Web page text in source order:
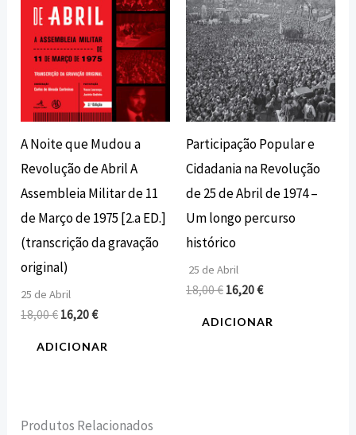
A Noite que Mudou a
Revolução de Abril A
Assembleia Militar de 11
de Março de 1975 [2.a ED.]
(transcrição da gravação
original)
25 de Abril
18,00€ 16,20€
ADICIONAR
Participação Popular e
Cidadania na Revolução
de 25 de Abril de 1974 –
Um longo percurso
histórico
25 de Abril
18,00€ 16,20€
ADICIONAR
Produtos Relacionados